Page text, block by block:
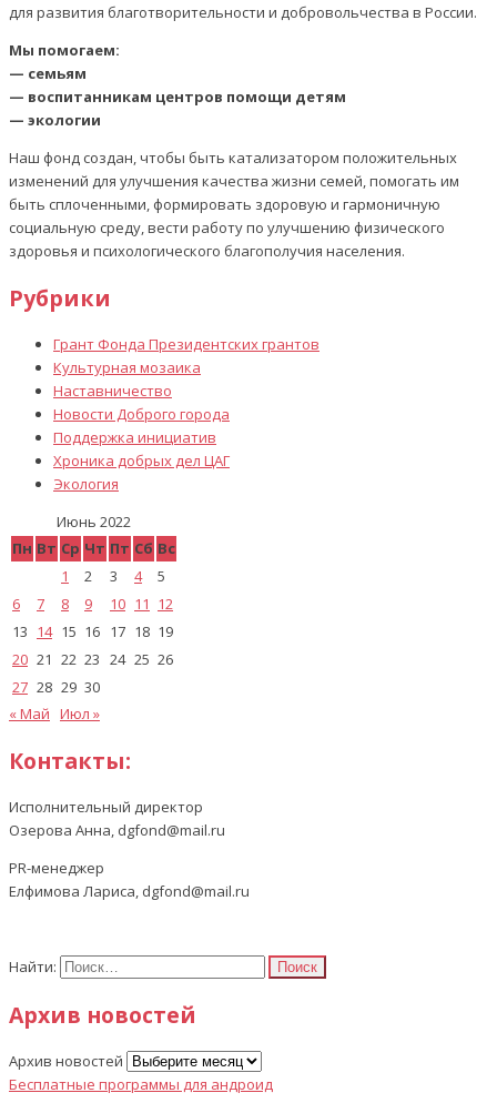
для развития благотворительности и добровольчества в России.
Мы помогаем:
— семьям
— воспитанникам центров помощи детям
— экологии
Наш фонд создан, чтобы быть катализатором положительных
изменений для улучшения качества жизни семей, помогать им
быть сплоченными, формировать здоровую и гармоничную
социальную среду, вести работу по улучшению физического
здоровья и психологического благополучия населения.
Рубрики
Грант Фонда Президентских грантов
Культурная мозаика
Наставничество
Новости Доброго города
Поддержка инициатив
Хроника добрых дел ЦАГ
Экология
Июнь 2022
Пн Вт Ср Чт Пт Сб Вс
1
2 3 4
5
6
7 8 9 10 11 12
13 14 15 16 17 18 19
20 21 22 23 24 25 26
27 28 29 30
« Май Июл »
Контакты:
Исполнительный директор
Озерова Анна, dgfond@mail.ru
PR-менеджер
Елфимова Лариса, dgfond@mail.ru
Найти:
Архив новостей
Архив новостей
Бесплатные программы для андроид